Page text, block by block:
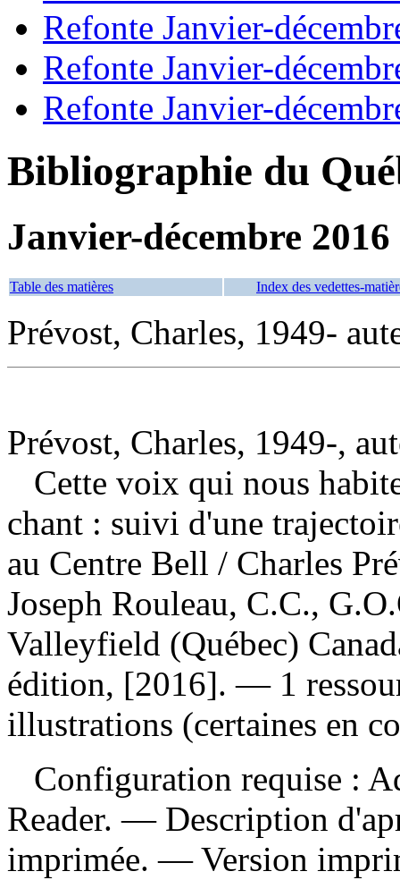
Refonte Janvier-
Refonte Janvier-
Refonte Janvier-
Bibliographie du
Janvier-décembre 2016
Table des matières Index des vedettes-
Prévost, Charles, 1949-
Prévost, Charles, 1949-,
Cette voix qui nous
chant : suivi d'une
au Centre Bell / Charles
Joseph Rouleau, C.C.,
Valleyfield (Québec)
édition, [2016]. — 1
illustrations (certaines en
Configuration requise :
Reader. — Description
imprimée. —Version